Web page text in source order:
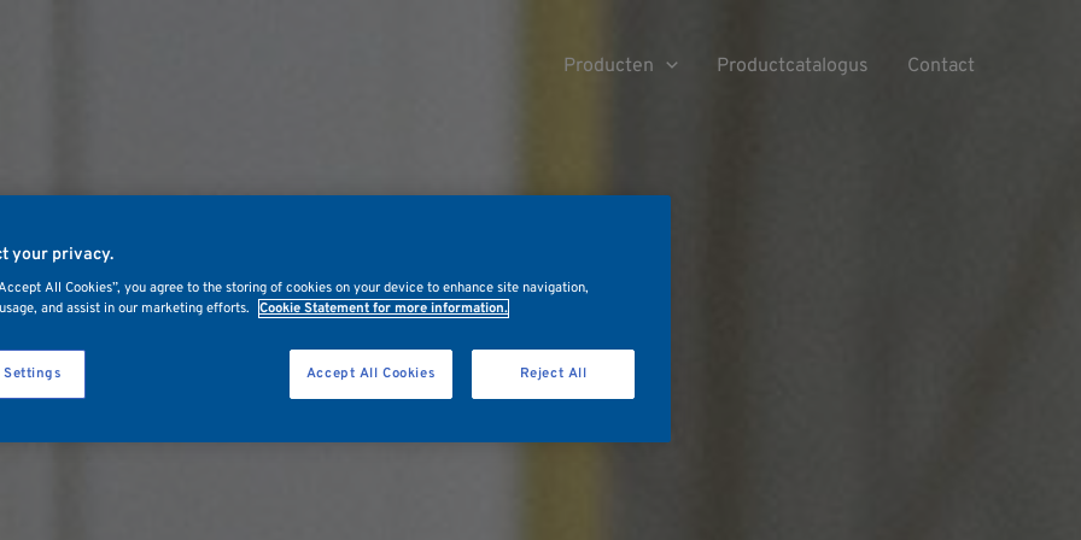
Producten Productcatalogus Contact
your privacy.
All Cookies”, you agree to the storing of cookies on your device to enhance site navigation,
and assist in our marketing efforts.
Cookie Statement for more information.
Settings Reject All
Accept All Cookies